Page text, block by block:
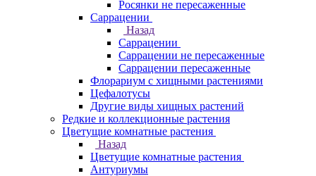
Росянки не пересаженные
Саррацении
Назад
Саррацении
Саррацении не пересаженные
Саррацении пересаженные
Флорариум с хищными растениями
Цефалотусы
Другие виды хищных растений
Редкие и коллекционные растения
Цветущие комнатные растения
Назад
Цветущие комнатные растения
Антуриумы